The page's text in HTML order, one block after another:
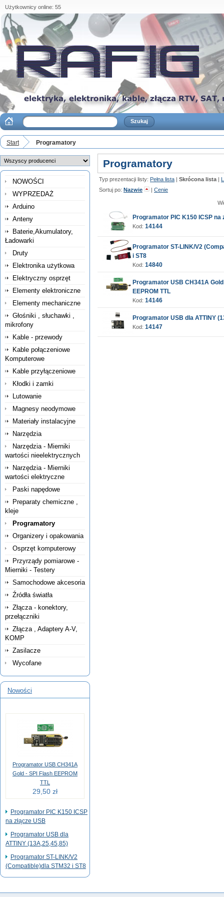
Użytkownicy online: 55
Start Programatory
NOWOŚCI
WYPRZEDAŻ
Arduino
Anteny
Baterie,Akumulatory,
Ładowarki
Druty
Elektronika użytkowa
Elektryczny osprzęt
Elementy elektroniczne
Elementy mechaniczne
Głośniki , słuchawki ,
mikrofony
Kable - przewody
Kable połączeniowe
Komputerowe
Kable przyłączeniowe
Kłodki i zamki
Lutowanie
Magnesy neodymowe
Materiały instalacyjne
Narzędzia
Narzędzia - Mierniki
wartości nieelektrycznych
Narzędzia - Mierniki
wartości elektryczne
Paski napędowe
Preparaty chemiczne ,
kleje
Programatory
Organizery i opakowania
Osprzęt komputerowy
Przyrządy pomiarowe -
Mierniki - Testery
Samochodowe akcesoria
Źródła światła
Złącza - konektory,
przełączniki
Złącza , Adaptery A-V,
KOMP
Zasilacze
Wycofane
Nowości
Programator USB CH341A
Gold - SPI Flash EEPROM
TTL
29,50 zł
Programator PIC K150 ICSP
na złącze USB
Programator USB dla
ATTINY (13A,25,45,85)
Programator ST-LINK/V2
(Compatible)dla STM32 i ST8
Programatory
Typ prezentacji listy: Pełna lista | Skrócona lista |
Sortuj po: Nazwie | Cenie
Programator PIC K150 ICSP na
Kod: 14144
Programator ST-LINK/V2
i ST8
Kod: 14840
Programator USB CH341A
EEPROM TTL
Kod: 14146
Programator USB dla ATTINY
Kod: 14147